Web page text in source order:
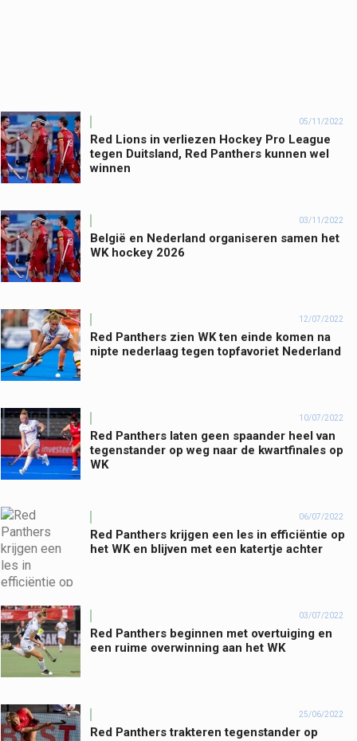
05/11/2022
Red Lions in verliezen Hockey Pro League
tegen Duitsland, Red Panthers kunnen wel
winnen
03/11/2022
België en Nederland organiseren samen het
WK hockey 2026
12/07/2022
Red Panthers zien WK ten einde komen na
nipte nederlaag tegen topfavoriet Nederland
10/07/2022
Red Panthers laten geen spaander heel van
tegenstander op weg naar de kwartfinales op
WK
06/07/2022
Red Panthers krijgen een les in efficiëntie op
het WK en blijven met een katertje achter
03/07/2022
Red Panthers beginnen met overtuiging en
een ruime overwinning aan het WK
25/06/2022
Red Panthers trakteren tegenstander op